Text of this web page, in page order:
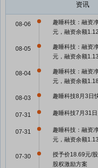
资讯
趣睡科技：融资
元，融资余额
08-06
趣睡科技：融资
元，融资余额
08-05
趣睡科技：融资
元，融资余额
08-04
趣睡科技8月3日
08-03
趣睡科技7月31
07-31
趣睡科技：融资
元，融资余额
07-31
授予价18.69元/
股权激励方案
07-30